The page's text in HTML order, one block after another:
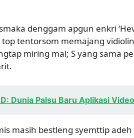
denggam apgun enkri
tentorsom memajang
miring mal; S yang sama
Dunia Palsu Baru Aplikasi
masih bestleng syemttip